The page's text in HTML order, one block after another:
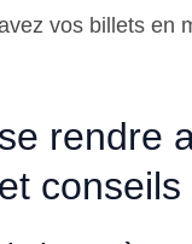
vos billets en
rendre